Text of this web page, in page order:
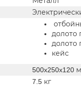
долото
долото
кейс
500x250x120
7.5 кг